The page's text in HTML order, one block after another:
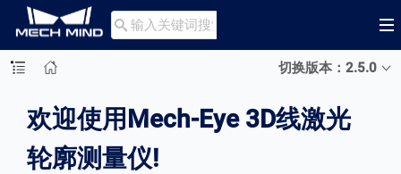

切换版本：2.5.0
欢迎使用Mech-Eye 3D线激光
轮廓测量仪!